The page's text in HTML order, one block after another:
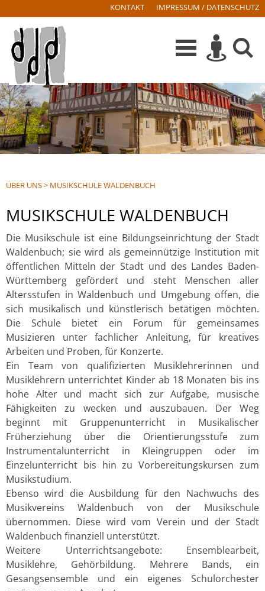
KONTAKT IMPRESSUM / DATENSCHUTZ
ÜBER UNS> MUSIKSCHULE WALDENBUCH
MUSIKSCHULE WALDENBUCH
Die Musikschule ist eine Bildungseinrichtung der Stadt
Waldenbuch; sie wird als gemeinnützige Institution mit
öffentlichen Mitteln der Stadt und des Landes Baden-
Württemberg gefördert und steht Menschen aller
Altersstufen in Waldenbuch und Umgebung offen, die
sich musikalisch und künstlerisch betätigen möchten.
Die Schule bietet ein Forum für gemeinsames
Musizieren unter fachlicher Anleitung, für kreatives
Arbeiten und Proben, für Konzerte.
Ein Team von qualifizierten Musiklehrerinnen und
Musiklehrern unterrichtet Kinder ab 18 Monaten bis ins
hohe Alter und macht sich zur Aufgabe, musische
Fähigkeiten zu wecken und auszubauen. Der Weg
beginnt mit Gruppenunterricht in Musikalischer
Früherziehung über die Orientierungsstufe zum
Instrumentalunterricht in Kleingruppen oder im
Einzelunterricht bis hin zu Vorbereitungskursen zum
Musikstudium.
Ebenso wird die Ausbildung für den Nachwuchs des
Musikvereins Waldenbuch von der Musikschule
übernommen. Diese wird vom Verein und der Stadt
Waldenbuch finanziell unterstützt.
Weitere Unterrichtsangebote: Ensemblearbeit,
Musiklehre, Gehörbildung. Mehrere Bands, ein
Gesangsensemble und ein eigenes Schulorchester